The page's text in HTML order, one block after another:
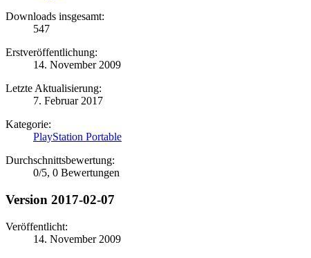
Downloads insgesamt:
547
Erstveröffentlichung:
14. November 2009
Letzte Aktualisierung:
7. Februar 2017
Kategorie:
PlayStation Portable
Durchschnittsbewertung:
0/5, 0 Bewertungen
Version 2017-02-07
Veröffentlicht:
14. November 2009